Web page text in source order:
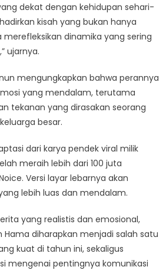
dekat dengan kehidupan sehari-
kisah yang bukan hanya
dinamika yang sering
ujarnya.
mengungkapkan bahwa perannya
yang mendalam, terutama
tekanan yang dirasakan seorang
besar.
dari karya pendek viral milik
meraih lebih dari 100 juta
Versi layar lebarnya akan
lebih luas dan mendalam.
yang realistis dan emosional,
Hama diharapkan menjadi salah satu
kuat di tahun ini, sekaligus
mengenai pentingnya komunikasi